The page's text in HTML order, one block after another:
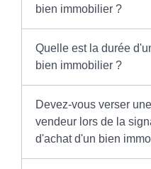
bien immobilier ?
Quelle est la durée
bien immobilier ?
Devez-vous verser
vendeur lors de la
d'achat d'un bien